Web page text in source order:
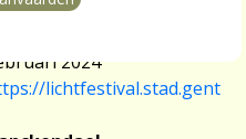
2024
lichtfestival.stad.gent